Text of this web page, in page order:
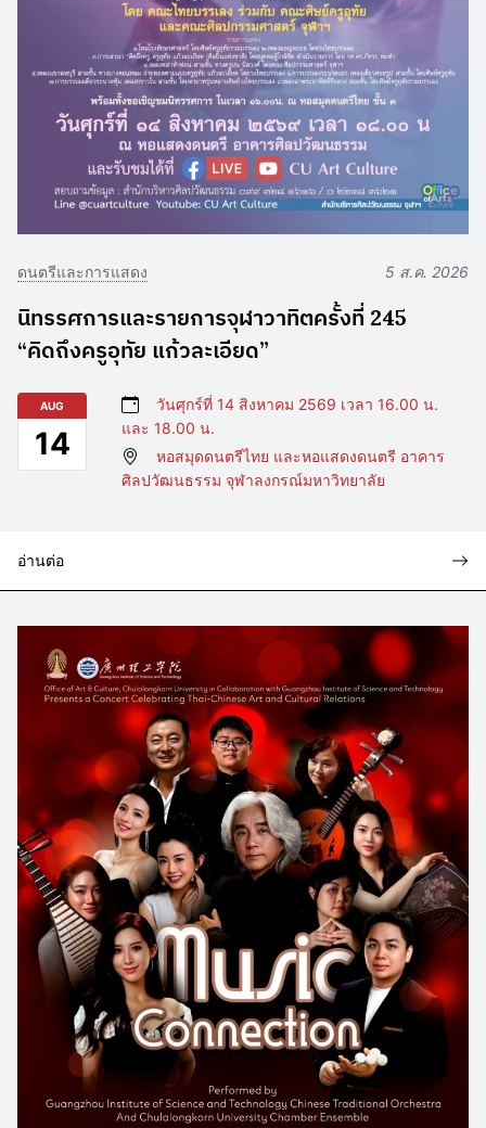
ดนตรีและการแสดง 5 ส.ค. 2026
นิทรรศการและรายการจุฬาวาทิตครั้งที่ 245
“คิดถึงครูอุทัย แก้วละเอียด”
AUG
14
วันศุกร์ที่ 14 สิงหาคม 2569 เวลา 16.00 น.
และ 18.00 น.
หอสมุดดนตรีไทย และหอแสดงดนตรี อาคาร
ศิลปวัฒนธรรม จุฬาลงกรณ์มหาวิทยาลัย
อ่านต่อ